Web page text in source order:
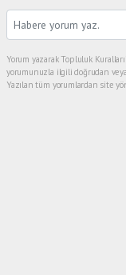
Yorum yazarak Topluluk
yorumunuzla ilgili doğrudan
Yazılan tüm yorumlardan site